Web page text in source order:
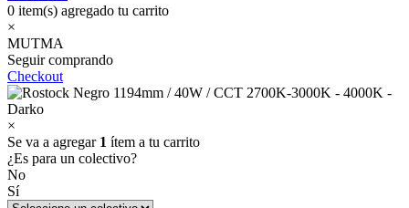
0 item(s) agregado tu carrito
×
MUTMA
Seguir comprando
Checkout
×
Se va a agregar 1 ítem a tu carrito
¿Es para un colectivo?
No
Sí